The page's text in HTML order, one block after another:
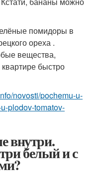
помидоры в
ореха .
вещества,
быстро
novosti/pochemu-u-
plodov-tomatov-
внутри.
белый и с